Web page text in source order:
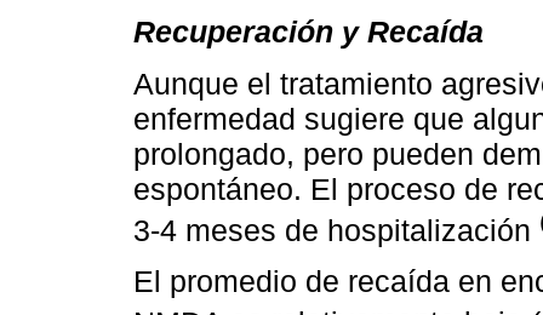
Recuperación y Recaída
Aunque el tratamiento
enfermedad sugiere que
prolongado, pero pueden
espontáneo. El proceso de
3-4 meses de hospitalización
El promedio de recaída en